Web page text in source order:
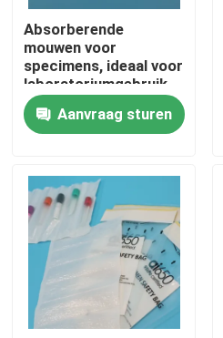
Thuis
Producten
Video's
Over ons
Fabriekstocht
Absorberende
mouwen voor
specimens, ideaal voor
laboratoriumgebruik
met opties voor
pouches met
meerdere sleuven voor
Aanvraag sturen